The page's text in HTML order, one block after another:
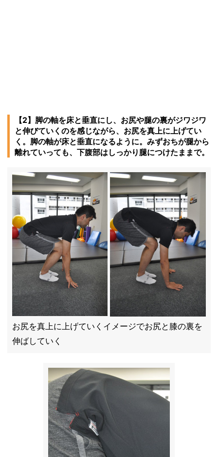
【2】脚の軸を床と垂直にし、お尻や腿の裏がジワジワ
と伸びていくのを感じながら、お尻を真上に上げてい
く。脚の軸が床と垂直になるように。みずおちが腿から
離れていっても、下腹部はしっかり腿につけたままで。
お尻を真上に上げていくイメージでお尻と膝の裏を
伸ばしていく